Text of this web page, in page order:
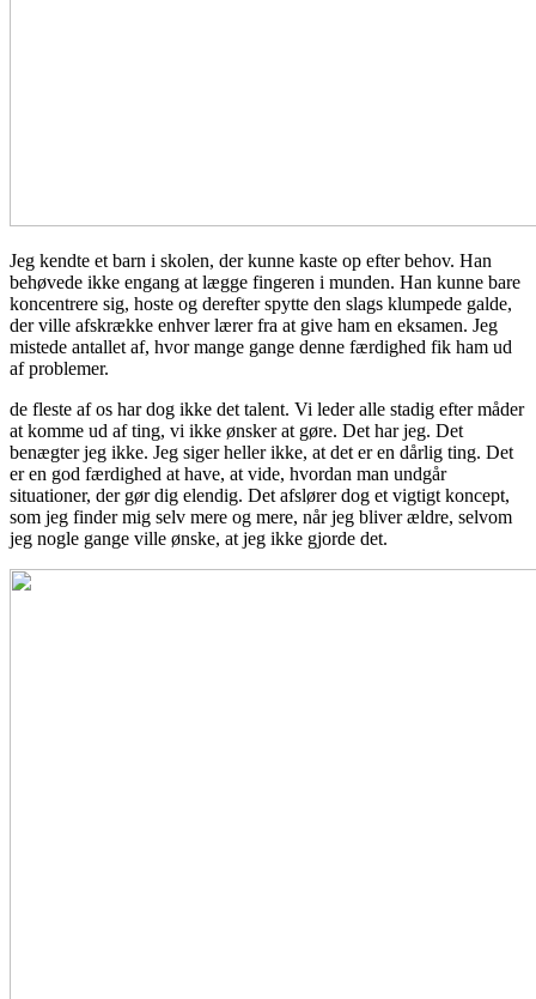
Jeg kendte et barn i skolen, der kunne kaste op efter behov. Han
behøvede ikke engang at lægge fingeren i munden. Han kunne bare
koncentrere sig, hoste og derefter spytte den slags klumpede galde,
der ville afskrække enhver lærer fra at give ham en eksamen. Jeg
mistede antallet af, hvor mange gange denne færdighed fik ham ud
af problemer.
de fleste af os har dog ikke det talent. Vi leder alle stadig efter måder
at komme ud af ting, vi ikke ønsker at gøre. Det har jeg. Det
benægter jeg ikke. Jeg siger heller ikke, at det er en dårlig ting. Det
er en god færdighed at have, at vide, hvordan man undgår
situationer, der gør dig elendig. Det afslører dog et vigtigt koncept,
som jeg finder mig selv mere og mere, når jeg bliver ældre, selvom
jeg nogle gange ville ønske, at jeg ikke gjorde det.